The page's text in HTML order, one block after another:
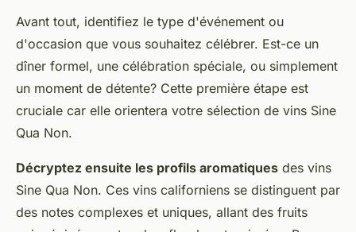
Avant tout, identifiez le type d'événement ou
d'occasion que vous souhaitez célébrer. Est-ce un
dîner formel, une célébration spéciale, ou simplement
un moment de détente? Cette première étape est
cruciale car elle orientera votre sélection de vins Sine
Qua Non.
Décryptez ensuite les profils aromatiques des vins
Sine Qua Non. Ces vins californiens se distinguent par
des notes complexes et uniques, allant des fruits